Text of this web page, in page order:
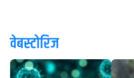
वेबस्टोरिज